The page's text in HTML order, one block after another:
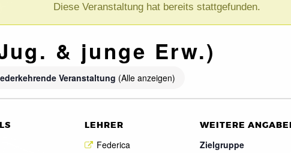
Diese Veranstaltung hat bereits stattgefunden.
& junge Erw.)
Veranstaltung (Alle anzeigen)
LEHRER
Federica
WEITERE
Zielgruppe